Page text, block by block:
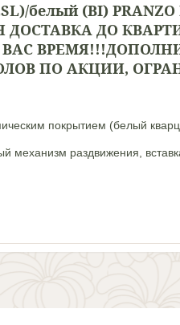
белый (BI)
ДОСТАВКА ДО
ВРЕМЯ!!!
ПО АКЦИИ,
покрытием (белый
механизм раздвижения,